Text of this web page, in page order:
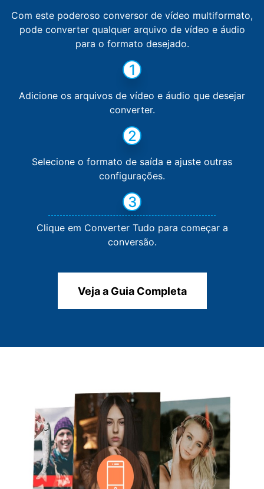
Com este poderoso conversor de vídeo multiformato,
pode converter qualquer arquivo de vídeo e áudio
para o formato desejado.
1
Adicione os arquivos de vídeo e áudio que desejar
converter.
2
Selecione o formato de saída e ajuste outras
configurações.
3
Clique em Converter Tudo para começar a
conversão.
Veja a Guia Completa